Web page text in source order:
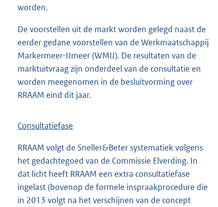
worden.
De voorstellen uit de markt worden gelegd naast de
eerder gedane voorstellen van de Werkmaatschappij
Markermeer-IJmeer (WMIJ). De resultaten van de
marktuitvraag zijn onderdeel van de consultatie en
worden meegenomen in de besluitvorming over
RRAAM eind dit jaar.
Consultatiefase
RRAAM volgt de Sneller&Beter systematiek volgens
het gedachtegoed van de Commissie Elverding. In
dat licht heeft RRAAM een extra consultatiefase
ingelast (bovenop de formele inspraakprocedure die
in 2013 volgt na het verschijnen van de concept